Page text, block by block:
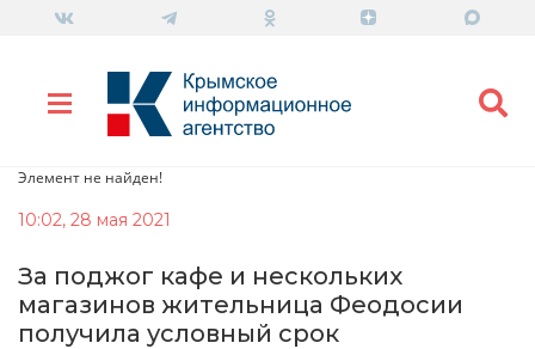
Элемент не найден!
10:02, 28 мая 2021
За поджог кафе и нескольких
магазинов жительница Феодосии
получила условный срок